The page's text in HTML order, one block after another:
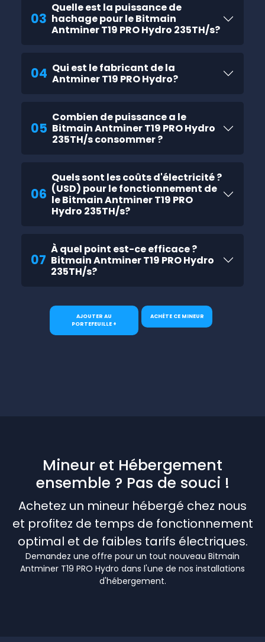
03
Quelle est la puissance de
hachage pour le Bitmain
Antminer T19 PRO Hydro 235TH/s?
04 Qui est le fabricant de la
Antminer T19 PRO Hydro?
05
Combien de puissance a le
Bitmain Antminer T19 PRO Hydro
235TH/s consommer ?
06
Quels sont les coûts d'électricité ?
(USD) pour le fonctionnement de
le Bitmain Antminer T19 PRO
Hydro 235TH/s?
07
À quel point est-ce efficace ?
Bitmain Antminer T19 PRO Hydro
235TH/s?
AJOUTER AU
PORTEFEUILLE +
ACHÈTE CE MINEUR
Mineur et Hébergement
ensemble ? Pas de souci !
Achetez un mineur hébergé chez nous
et profitez de temps de fonctionnement
optimal et de faibles tarifs électriques.
Demandez une offre pour un tout nouveau Bitmain
Antminer T19 PRO Hydro dans l'une de nos installations
d'hébergement.